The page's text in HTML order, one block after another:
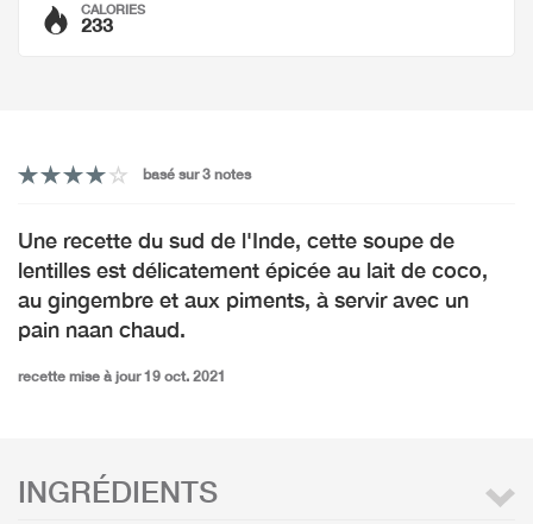
CALORIES
233
basé sur 3 notes
Une recette du sud de l'Inde, cette soupe de
lentilles est délicatement épicée au lait de coco,
au gingembre et aux piments, à servir avec un
pain naan chaud.
recette mise à jour 19 oct. 2021
INGRÉDIENTS